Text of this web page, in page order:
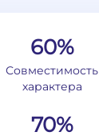
60%
Совместимость
характера
70%